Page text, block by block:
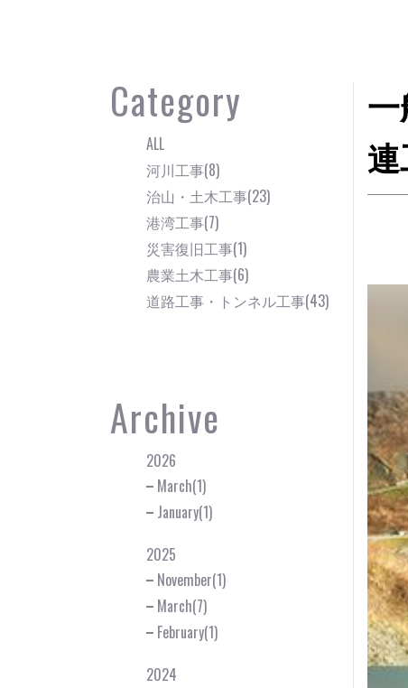
連
Category
ALL
河川工事(8)
治山・土木工事(23)
港湾工事(7)
災害復旧工事(1)
農業土木工事(6)
道路工事・トンネル工事(43)
Archive
2026
March(1)
January(1)
2025
November(1)
March(7)
February(1)
2024